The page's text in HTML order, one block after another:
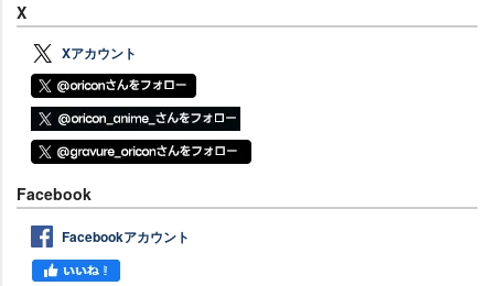
X
Xアカウント
Facebook
Facebookアカウント